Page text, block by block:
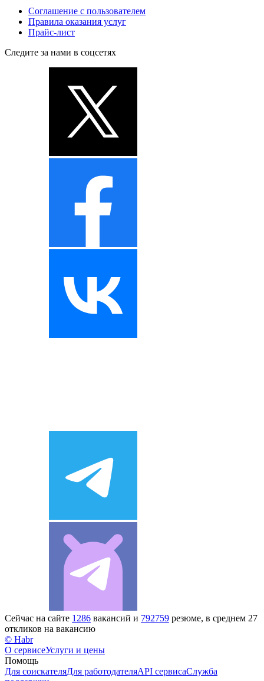
Соглашение с пользователем
Правила оказания услуг
Прайс-лист
Следите за нами в соцсетях
Сейчас на сайте 1286 вакансий и 792759 резюме, в среднем 27
откликов на вакансию
© Habr
О сервисеУслуги и цены
Помощь
Для соискателяДля работодателяAPI сервисаСлужба